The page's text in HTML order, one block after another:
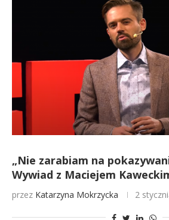
„Nie zarabiam na
Wywiad z Maciejem
przez Katarzyna Mokrzycka 2